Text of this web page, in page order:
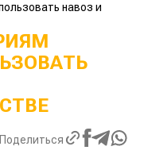
навоз и
Поделиться